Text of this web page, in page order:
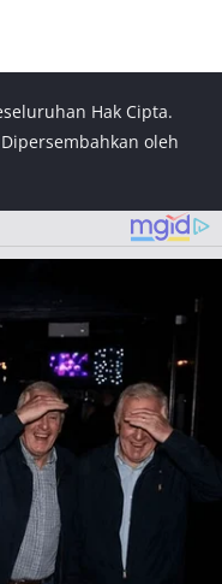
Hak Cipta.
oleh